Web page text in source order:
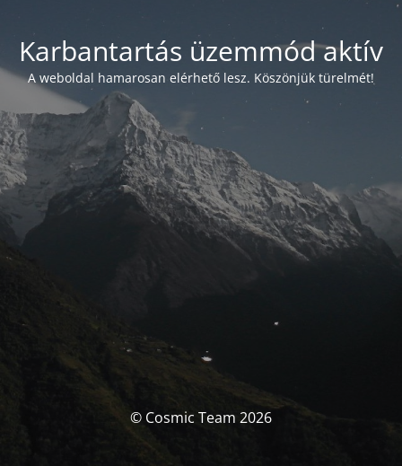
Karbantartás üzemmód aktív
A weboldal hamarosan elérhető lesz. Köszönjük türelmét!
© Cosmic Team 2026